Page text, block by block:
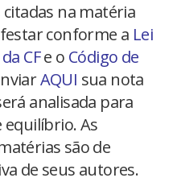
na matéria
conforme a Lei
CFe o Código de
AQUI sua nota
analisada para
As
são de
de seus autores.